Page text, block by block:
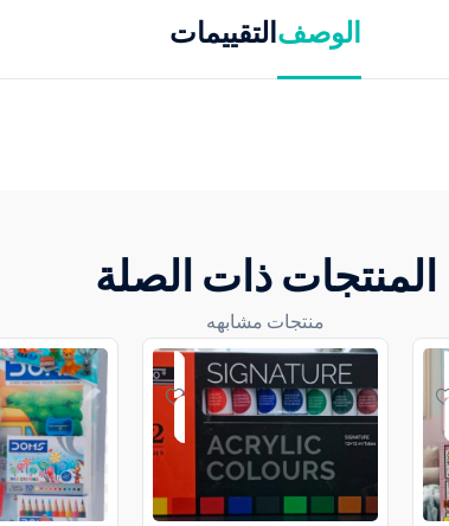
الوصفالتقييمات
المنتجات ذات الصلة
منتجات مشابهه